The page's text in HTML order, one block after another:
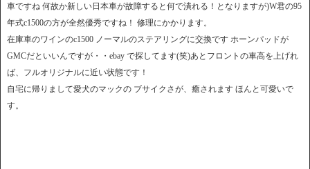
車ですね 何故か新しい日本車が故障すると何で潰れる！となりますが)W君の95
年式c1500の方が全然優秀ですね！ 修理にかかります。
在庫車のワインのc1500 ノーマルのステアリングに交換です ホーンパッドが
GMCだといいんですが・・ebay で探してます(笑)あとフロントの車高を上げれ
ば、フルオリジナルに近い状態です！
自宅に帰りまして愛犬のマックの ブサイクさが、癒されます ほんと可愛いで
す。